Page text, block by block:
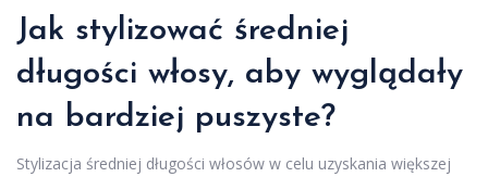
Jak stylizować średniej
długości włosy, aby wyglądały
na bardziej puszyste?
Stylizacja średniej długości włosów w celu uzyskania większej